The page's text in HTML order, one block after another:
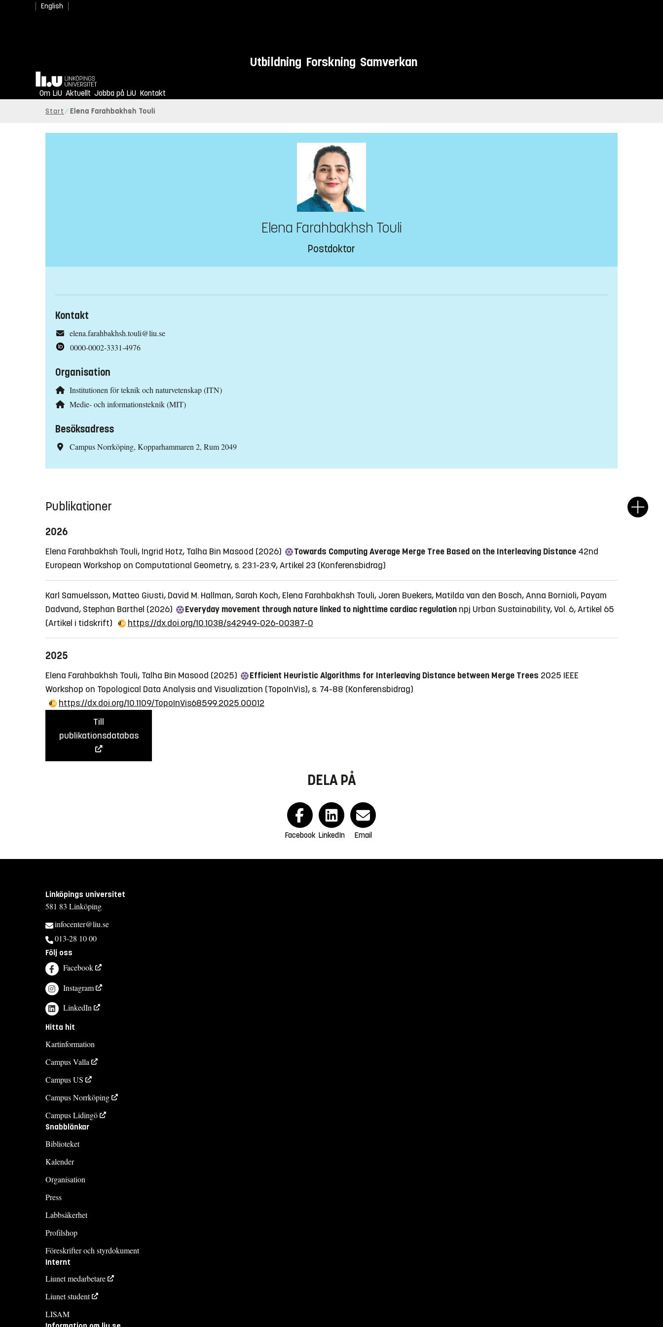
English
Utbildning Forskning Samverkan
Hem
Om LiU Aktuellt Jobba på LiU Kontakt
Start Elena Farahbakhsh Touli
Elena Farahbakhsh Touli
Postdoktor
Kontakt
elena.farahbakhsh.touli@liu.se
0000-0002-3331-4976
Organisation
Institutionen för teknik och naturvetenskap (ITN)
Medie- och informationsteknik (MIT)
Besöksadress
Campus Norrköping, Kopparhammaren 2, Rum 2049
Publikationer
2026
Elena Farahbakhsh Touli, Ingrid Hotz, Talha Bin Masood (2026) Towards Computing Average Merge Tree Based on the Interleaving Distance 42nd
European Workshop on Computational Geometry, s. 23:1-23:9, Artikel 23 (Konferensbidrag)
Karl Samuelsson, Matteo Giusti, David M. Hallman, Sarah Koch, Elena Farahbakhsh Touli, Joren Buekers, Matilda van den Bosch, Anna Bornioli, Payam
Dadvand, Stephan Barthel (2026)
Everyday movement through nature linked to nighttime cardiac regulation npj Urban Sustainability, Vol. 6, Artikel 65
(Artikel i tidskrift)
https://dx.doi.org/10.1038/s42949-026-00387-0
2025
Elena Farahbakhsh Touli, Talha Bin Masood (2025) Efficient Heuristic Algorithms for Interleaving Distance between Merge Trees 2025 IEEE
Workshop on Topological Data Analysis and Visualization (TopoInVis), s. 74-88 (Konferensbidrag)
https://dx.doi.org/10.1109/TopoInVis68599.2025.00012
Till
publikationsdatabas
DELA PÅ
Facebook LinkedIn Email
Linköpings universitet
581 83 Linköping
infocenter@liu.se
013-28 10 00
Följ oss
Facebook
Instagram
LinkedIn
Hitta hit
Kartinformation
Campus Valla
Campus US
Campus Norrköping
Campus Lidingö
Snabblänkar
Biblioteket
Kalender
Organisation
Press
Labbsäkerhet
Profilshop
Föreskrifter och styrdokument
Internt
Liunet medarbetare
Liunet student
LISAM